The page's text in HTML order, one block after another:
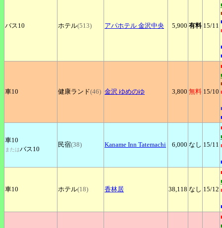
バス10 ホテル(513) アパホテル 金沢中央 5,900 有料 15/11
車10 健康ランド(46) 金沢 ゆめのゆ 3,800 無料 15/10
車10
またはバス10
民宿(38) Kaname Inn Tatemachi 6,000 なし 15/11
車10 ホテル(18) 香林居 38,118 なし 15/12